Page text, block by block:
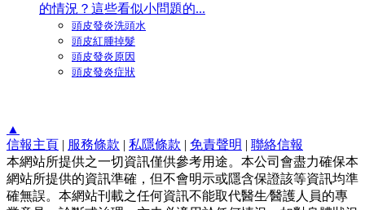
的情況？這些看似小問題的...
頭皮發炎洗頭水
頭皮紅腫掉髮
頭皮發炎原因
頭皮發炎症狀
▲
信報主頁 | 服務條款 | 私隱條款 | 免責聲明 | 聯絡信報
本網站所提供之一切資訊僅供參考用途。本公司會盡力確保本
網站所提供的資訊準確，但不會明示或隱含保證該等資訊均準
確無誤。本網站刊載之任何資訊不能取代醫生∕醫護人員的專